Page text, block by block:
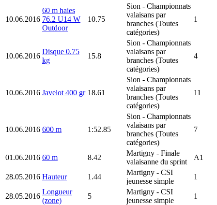
10.06.2016
60 m haies
76.2 U14 W
Outdoor
10.75
Sion - Championnats
valaisans par
branches (Toutes
catégories)
1
10.06.2016
Disque 0.75
kg
15.8
Sion - Championnats
valaisans par
branches (Toutes
catégories)
4
10.06.2016 Javelot 400 gr 18.61
Sion - Championnats
valaisans par
branches (Toutes
catégories)
11
10.06.2016 600 m 1:52.85
Sion - Championnats
valaisans par
branches (Toutes
catégories)
7
01.06.2016 60 m 8.42
Martigny - Finale
valaisanne du sprint
A1
28.05.2016 Hauteur 1.44
Martigny - CSI
jeunesse simple
1
28.05.2016
Longueur
(zone)
5
Martigny - CSI
jeunesse simple
1